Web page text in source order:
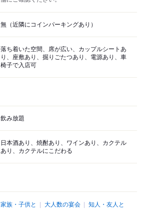
無（近隣にコインパーキングあり）
落ち着いた空間、席が広い、カップルシートあ
り、座敷あり、掘りごたつあり、電源あり、車
椅子で入店可
飲み放題
日本酒あり、焼酎あり、ワインあり、カクテル
あり、カクテルにこだわる
家族・子供と 大人数の宴会 知人・友人と